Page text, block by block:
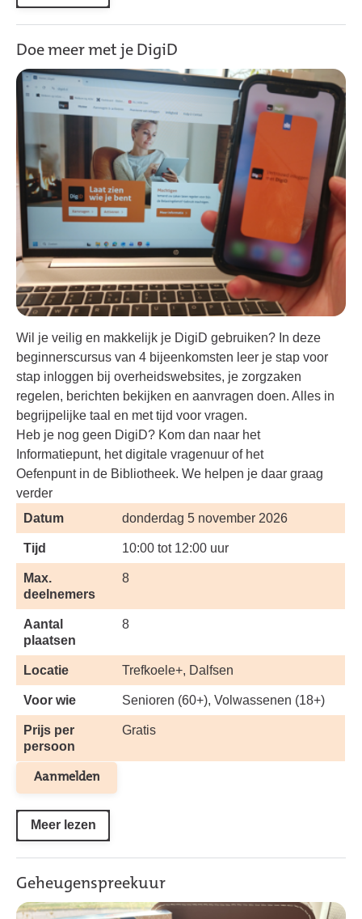
Doe meer met je DigiD
Wil je veilig en makkelijk je DigiD gebruiken? In deze
beginnerscursus van 4 bijeenkomsten leer je stap voor
stap inloggen bij overheidswebsites, je zorgzaken
regelen, berichten bekijken en aanvragen doen. Alles in
begrijpelijke taal en met tijd voor vragen.
Heb je nog geen DigiD? Kom dan naar het
Informatiepunt, het digitale vragenuur of het
Oefenpunt in de Bibliotheek. We helpen je daar graag
verder
Datum
donderdag 5 november 2026
Tijd 10:00 tot 12:00 uur
Max.
deelnemers
8
Aantal
plaatsen
8
Locatie Trefkoele+, Dalfsen
Voor wie Senioren (60+), Volwassenen (18+)
Prijs per
persoon
Gratis
Aanmelden
Meer lezen
Geheugenspreekuur